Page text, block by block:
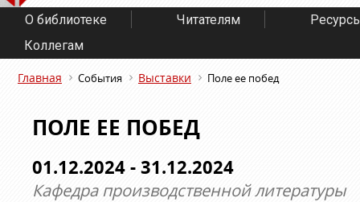
О библиотеке Читателям
Коллегам
Главная События Выставки Поле ее побед
ПОЛЕ ЕЕ ПОБЕД
01.12.2024 - 31.12.2024
Кафедра производственной литературы